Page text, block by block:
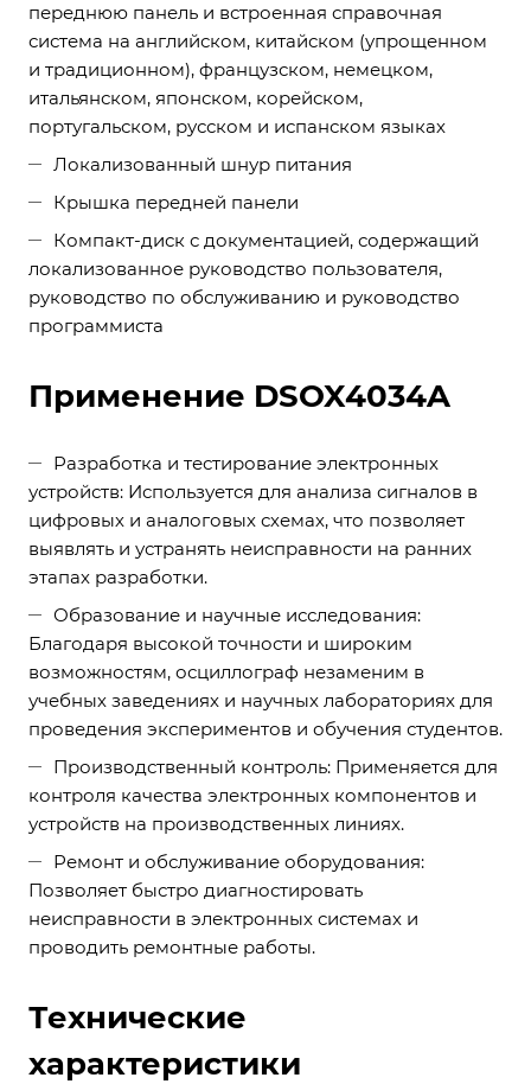
переднюю панель и встроенная справочная
система на английском, китайском (упрощенном
и традиционном), французском, немецком,
итальянском, японском, корейском,
португальском, русском и испанском языках
Локализованный шнур питания
Крышка передней панели
Компакт-диск с документацией, содержащий
локализованное руководство пользователя,
руководство по обслуживанию и руководство
программиста
Применение DSOX4034A
Разработка и тестирование электронных
устройств: Используется для анализа сигналов в
цифровых и аналоговых схемах, что позволяет
выявлять и устранять неисправности на ранних
этапах разработки.
Образование и научные исследования:
Благодаря высокой точности и широким
возможностям, осциллограф незаменим в
учебных заведениях и научных лабораториях для
проведения экспериментов и обучения студентов.
Производственный контроль: Применяется для
контроля качества электронных компонентов и
устройств на производственных линиях.
Ремонт и обслуживание оборудования:
Позволяет быстро диагностировать
неисправности в электронных системах и
проводить ремонтные работы.
Технические
характеристики